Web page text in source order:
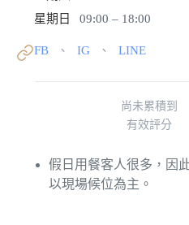
星期日
09:00 – 18:00
FB 、 IG 、 LINE
尚未累積到
有效評分
假日用餐客人很多，因
以現場候位為主。